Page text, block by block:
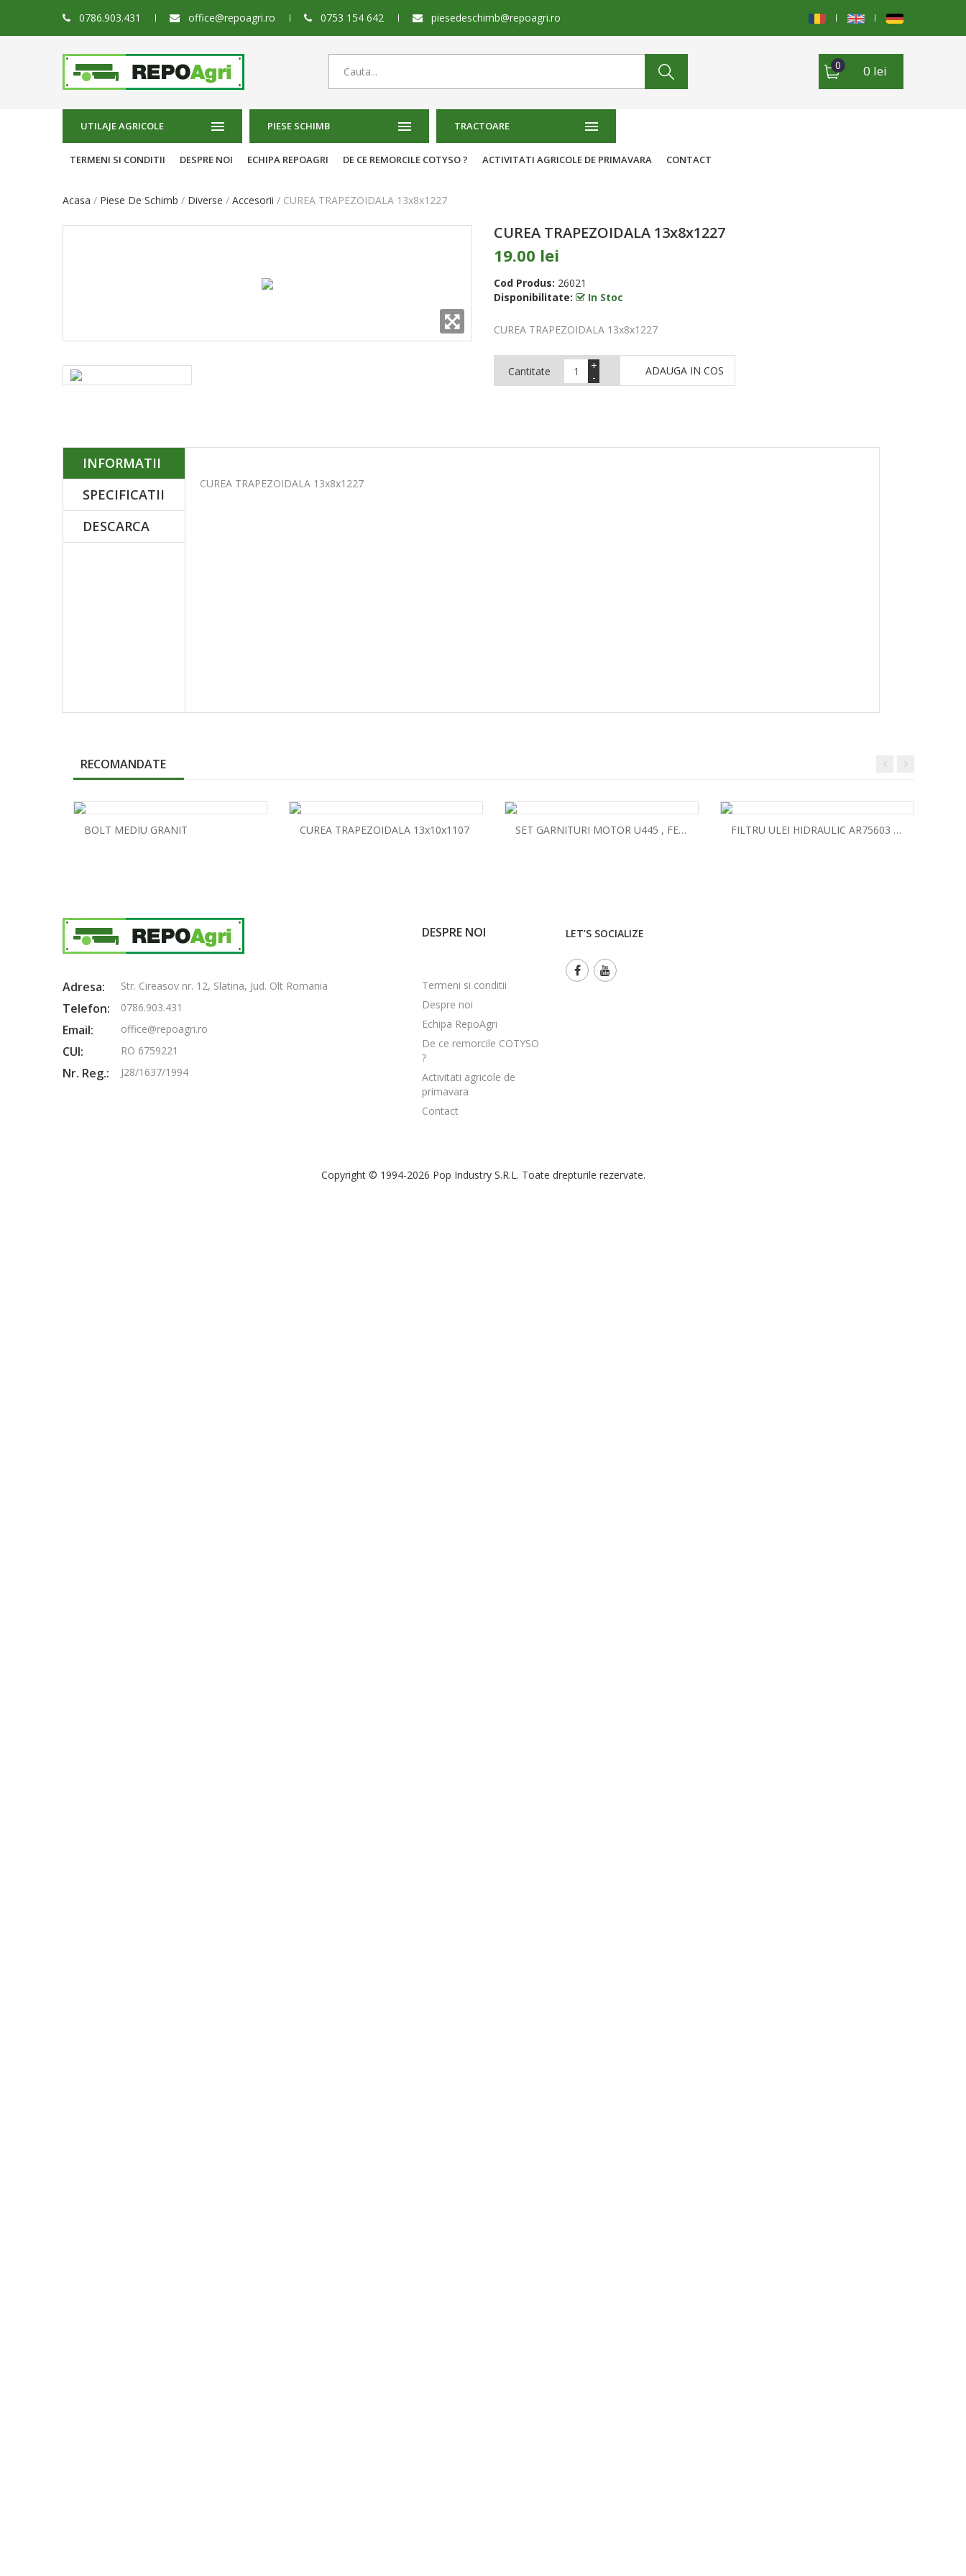
0786.903.431 office@repoagri.ro 0753 154 642 piesedeschimb@repoagri.ro
0 0 lei
UTILAJE AGRICOLE PIESE SCHIMB TRACTOARE
TERMENI SI CONDITII DESPRE NOI ECHIPA REPOAGRI DE CE REMORCILE COTYSO ? ACTIVITATI AGRICOLE DE PRIMAVARA CONTACT
Acasa Piese De Schimb Diverse Accesorii CUREA TRAPEZOIDALA 13x8x1227
CUREA TRAPEZOIDALA 13x8x1227
19.00 lei
Cod Produs: 26021
Disponibilitate:
In Stoc
CUREA TRAPEZOIDALA 13x8x1227
Cantitate -
+ ADAUGA IN COS
INFORMATII
SPECIFICATII
DESCARCA
CUREA TRAPEZOIDALA 13x8x1227
RECOMANDATE
BOLT MEDIU GRANIT CUREA TRAPEZOIDALA 13x10x1107 SET GARNITURI MOTOR U445 , FERMIT FILTRU ULEI HIDRAULIC AR75603 , JOHN DEERE
Adresa: Str. Cireasov nr. 12, Slatina, Jud. Olt Romania
Telefon: 0786.903.431
Email: office@repoagri.ro
CUI: RO 6759221
Nr. Reg.: J28/1637/1994
DESPRE NOI
Termeni si conditii
Despre noi
Echipa RepoAgri
De ce remorcile COTYSO
?
Activitati agricole de
primavara
Contact
LET’S SOCIALIZE
Copyright © 1994-2026 Pop Industry S.R.L. Toate drepturile rezervate.